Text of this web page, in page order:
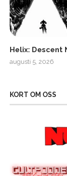
Helix: Descent
augusti 5, 2026
KORT OM OSS